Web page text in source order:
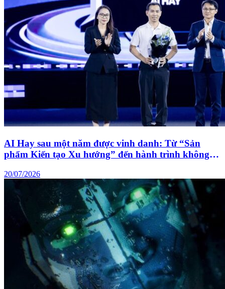
AI Hay sau một năm được vinh danh: Từ “Sản
phẩm Kiến tạo Xu hướng” đến hành trình không
20/07/2026